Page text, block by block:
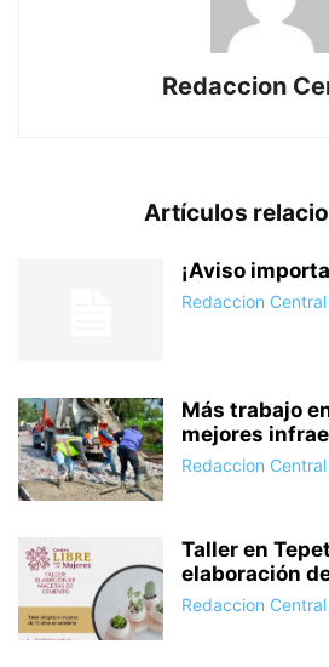
Redaccion
Artículos
¡Aviso
Redaccion Central
Más trabajo
mejores
Redaccion Central
Taller en
elaboración
Redaccion Central